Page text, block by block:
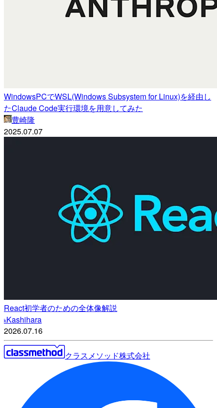
WindowsPCでWSL(Windows Subsystem for Linux)を経由し
たClaude Code実行環境を用意してみた
豊崎隆
2025.07.07
React初学者のための全体像解説
kKashihara
2026.07.16
クラスメソッド株式会社